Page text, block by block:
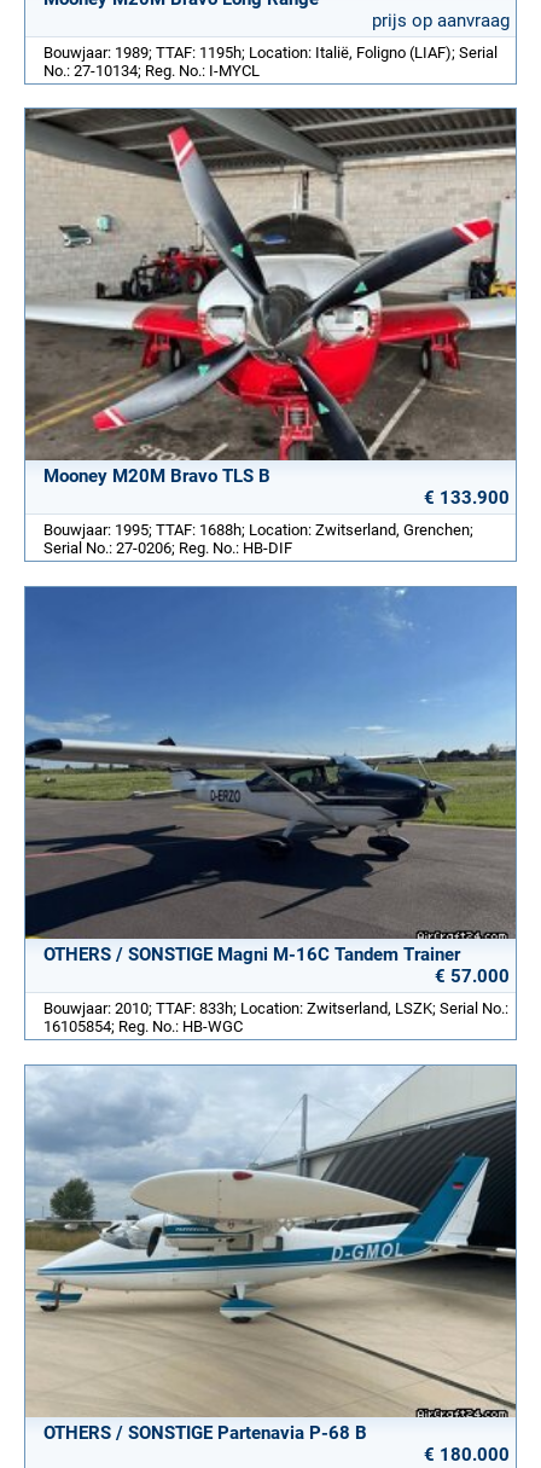
prijs op aanvraag
Bouwjaar: 1989; TTAF: 1195h; Location: Italië, Foligno (LIAF); Serial
No.: 27-10134; Reg. No.: I-MYCL
Mooney M20M Bravo TLS B
€ 133.900
Bouwjaar: 1995; TTAF: 1688h; Location: Zwitserland, Grenchen;
Serial No.: 27-0206; Reg. No.: HB-DIF
OTHERS / SONSTIGE Magni M-16C Tandem Trainer
€ 57.000
Bouwjaar: 2010; TTAF: 833h; Location: Zwitserland, LSZK; Serial No.:
16105854; Reg. No.: HB-WGC
OTHERS / SONSTIGE Partenavia P-68 B
€ 180.000